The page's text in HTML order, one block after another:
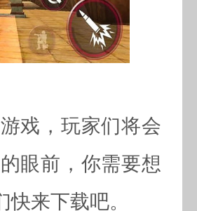
戏，玩家们将会
眼前，你需要想
来下载吧。